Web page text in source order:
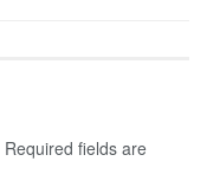
Required fields are